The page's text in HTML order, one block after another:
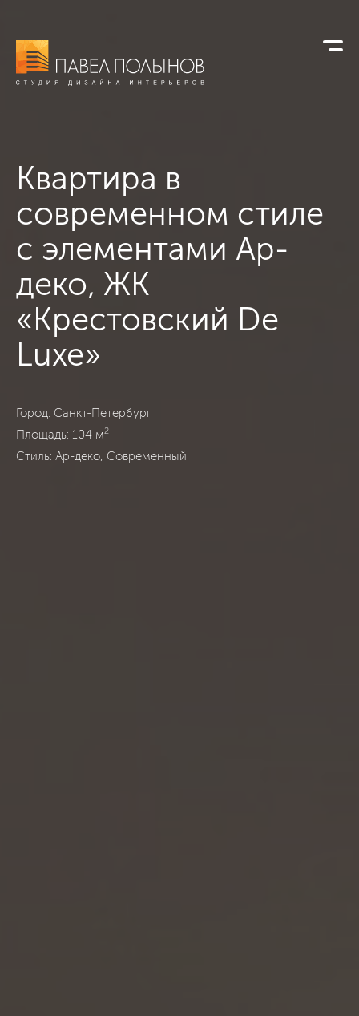
Квартира в
современном стиле
с элементами Ар-
деко, ЖК
«Крестовский De
Luxe»
ЖК «Крестовский De Luxe», Санкт-Петербург, Ар-деко,
Город: Санкт-Петербург
Площадь: 104 м2
Стиль: Ар-деко, Современный